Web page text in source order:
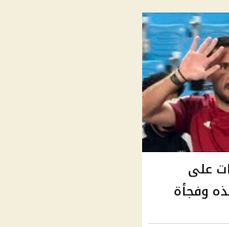
على
وفجأة